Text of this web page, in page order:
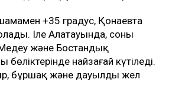
+35 градус, Қонаевта
Іле Алатауында, соның
және Бостандық
бөліктерінде найзағай күтіледі.
бұршақ және дауылды жел